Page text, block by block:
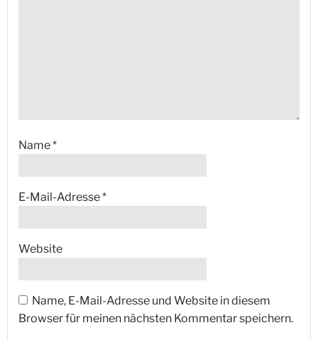
Name*
E-Mail-Adresse*
Website
Name, E-Mail-Adresse und Website in diesem
Browser für meinen nächsten Kommentar speichern.